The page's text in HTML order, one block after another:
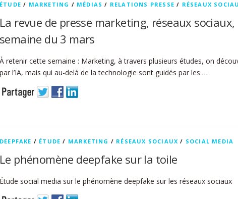
ÉTUDE / MARKETING / MÉDIAS / RELATIONS PRESSE / RÉSEAUX
La revue de presse marketing, réseaux
semaine du 3 mars
À retenir cette semaine : Marketing, à travers plusieurs études, on
par l’IA, mais qui au-delà de la technologie sont guidés par les …
DEEPFAKE / ÉTUDE / MARKETING / RÉSEAUX SOCIAUX / SOCIAL MEDIA
Le phénomène deepfake sur la toile
Étude social media sur le phénomène deepfake sur les réseaux sociaux